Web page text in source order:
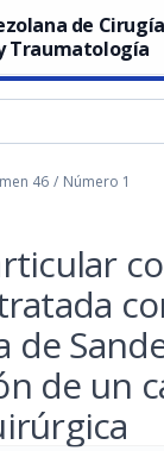
de Cirugía
Traumatología
46 / Número 1
de
de un